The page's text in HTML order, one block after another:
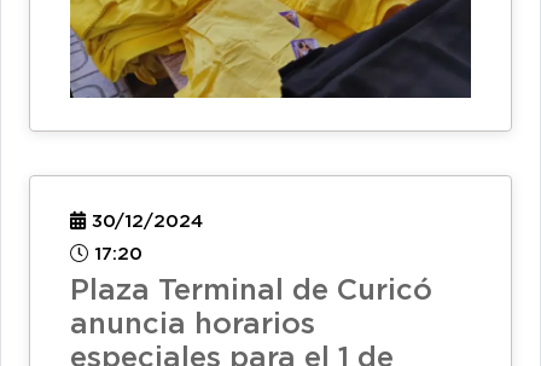
30/12/2024
17:20
Plaza Terminal de Curicó
anuncia horarios
especiales para el 1 de